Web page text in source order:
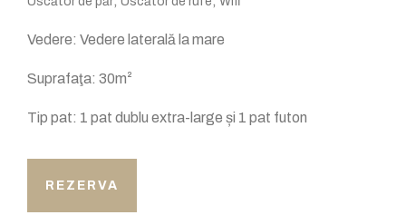
Vedere: Vedere laterală la mare
Suprafaţa: 30m²
Tip pat: 1 pat dublu extra-large și 1 pat futon
REZERVA